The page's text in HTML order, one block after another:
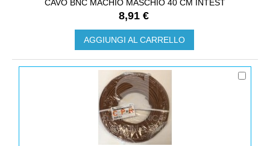
CAVO BNC MACHIO MASCHIO 40 CM INTEST
8,91 €
AGGIUNGI AL CARRELLO